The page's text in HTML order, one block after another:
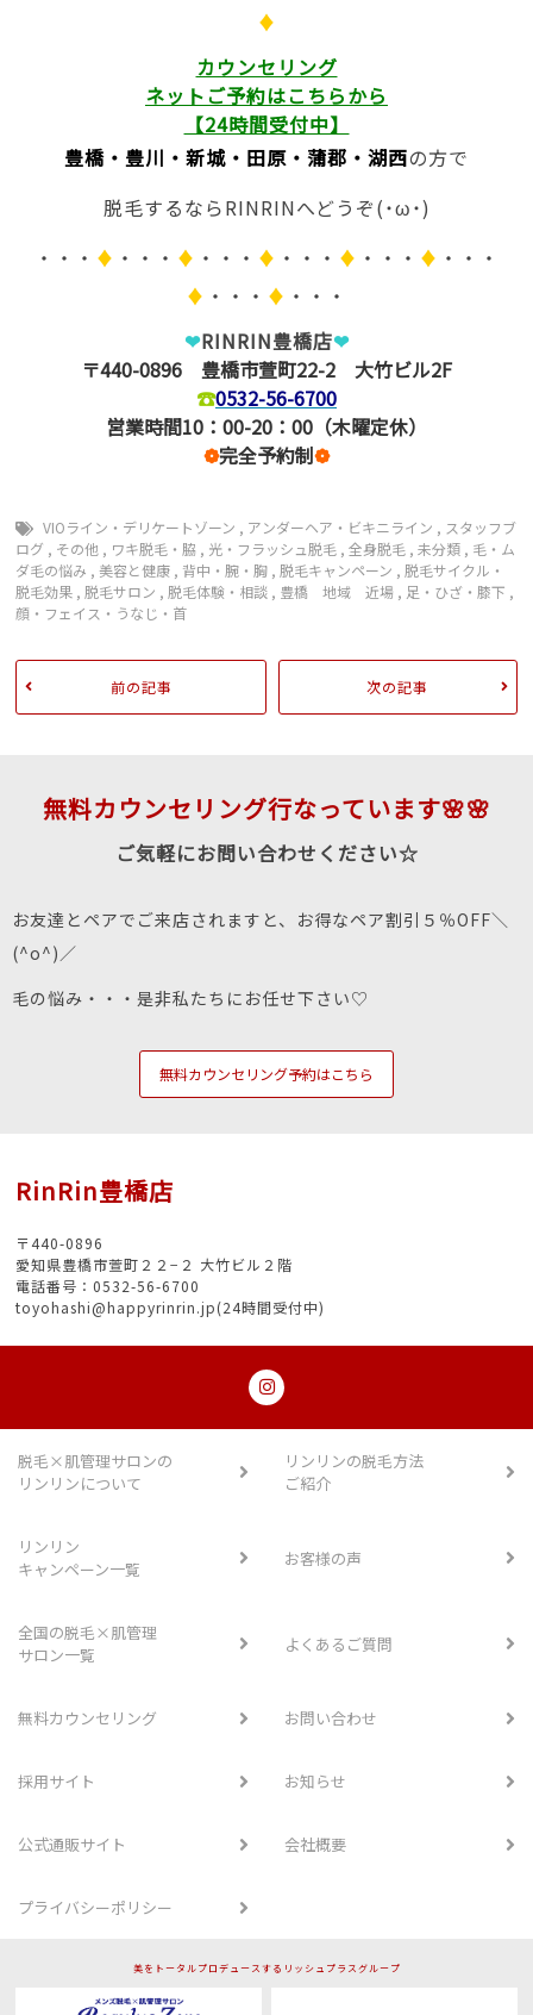
♦
カウンセリング
ネットご予約はこちらから
【24時間受付中】
豊橋・豊川・新城・田原・蒲郡・湖西の方で
脱毛するならRINRINへどうぞ(˙ω˙)
・・・ ♦ ・・・ ♦ ・・・ ♦ ・・・ ♦ ・・・ ♦ ・・・
♦ ・・・ ♦ ・・・
❤RINRIN豊橋店❤
〒440-0896 豊橋市萱町22-2 大竹ビル2F
☎0532-56-6700
営業時間10：00-20：00（木曜定休）
❁完全予約制❁
VIOライン・デリケートゾーン , アンダーヘア・ビキニライン , スタッフブ
ログ , その他 , ワキ脱毛・脇 , 光・フラッシュ脱毛 ,全身脱毛 ,未分類 , 毛・ム
ダ毛の悩み ,美容と健康 , 背中・腕・胸 ,脱毛キャンペーン ,脱毛サイクル・
脱毛効果 ,脱毛サロン ,脱毛体験・相談 , 豊橋 地域 近場 , 足・ひざ・膝下 ,
顔・フェイス・うなじ・首
前の記事 次の記事
無料カウンセリング行なっています🌸🌸
ご気軽にお問い合わせください☆
お友達とペアでご来店されますと、お得なペア割引５％OFF＼
(^o^)／
毛の悩み・・・是非私たちにお任せ下さい♡
無料カウンセリング予約はこちら
RinRin豊橋店
〒440-0896
愛知県豊橋市萱町２２−２ 大竹ビル２階
電話番号：0532-56-6700
toyohashi@happyrinrin.jp(24時間受付中)
脱毛×肌管理サロンの
リンリンについて
リンリンの脱毛方法
ご紹介
リンリン
キャンペーン一覧
お客様の声
全国の脱毛×肌管理
サロン一覧
よくあるご質問
無料カウンセリング お問い合わせ
採用サイト お知らせ
公式通販サイト 会社概要
プライバシーポリシー
美をトータルプロデュースするリッシュプラスグループ